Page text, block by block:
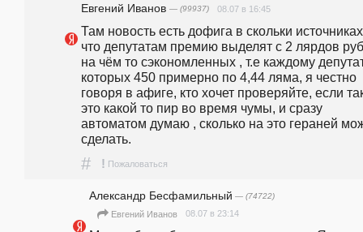
Евгений Иванов — (99937) 08.07 в 16:45
Там новость есть дофига в скольки
что депутатам премию выделят с 2 лярдов
на чём то сэкономленных , т.е каждому
которых 450 примерно по 4,44 ляма, я честно
говоря в афиге, кто хочет проверяйте, если
это какой то пир во время чумы, и сразу
автоматом думаю , сколько на это гераней
сделать.
# ! Пожаловаться
Александр Бесфамильный — (74722)
Евгений Иванов 08.07 в 23:14